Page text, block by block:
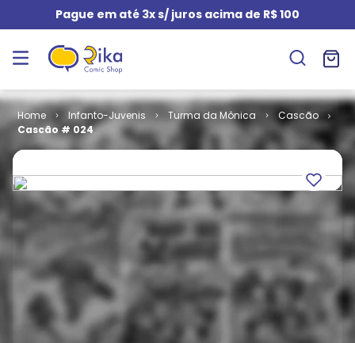
Pague em até 3x s/ juros acima de R$ 100
Infanto-Juvenis Turma da Mônica
Cascão
Cascão # 024